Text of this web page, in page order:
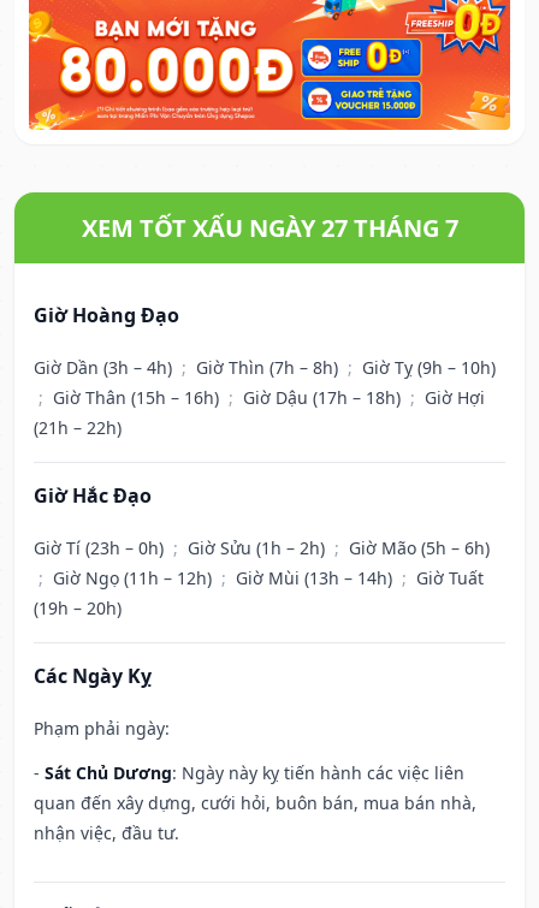
XEM TỐT XẤU NGÀY 27 THÁNG 7
Giờ Hoàng Đạo
Giờ Dần (3h – 4h) ; Giờ Thìn (7h – 8h) ; Giờ Tỵ (9h – 10h)
; Giờ Thân (15h – 16h) ; Giờ Dậu (17h – 18h) ; Giờ Hợi
(21h – 22h)
Giờ Hắc Đạo
Giờ Tí (23h – 0h) ; Giờ Sửu (1h – 2h) ; Giờ Mão (5h – 6h)
; Giờ Ngọ (11h – 12h) ; Giờ Mùi (13h – 14h) ; Giờ Tuất
(19h – 20h)
Các Ngày Kỵ
Phạm phải ngày:
- Sát Chủ Dương: Ngày này kỵ tiến hành các việc liên
quan đến xây dựng, cưới hỏi, buôn bán, mua bán nhà,
nhận việc, đầu tư.